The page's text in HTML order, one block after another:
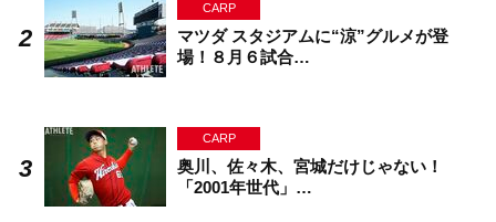
CARP
マツダ スタジアムに“涼”グルメが登
場！８月６試合…
CARP
奥川、佐々木、宮城だけじゃない！
「2001年世代」…